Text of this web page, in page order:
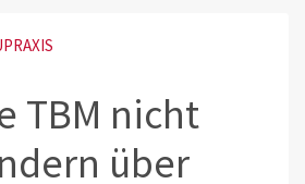
TBM nicht
über